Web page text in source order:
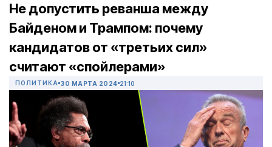
Не допустить реванша между
Байденом и Трампом: почему
кандидатов от «третьих сил»
считают «спойлерами»
ПОЛИТИКА 30 МАРТА 2024 21:10